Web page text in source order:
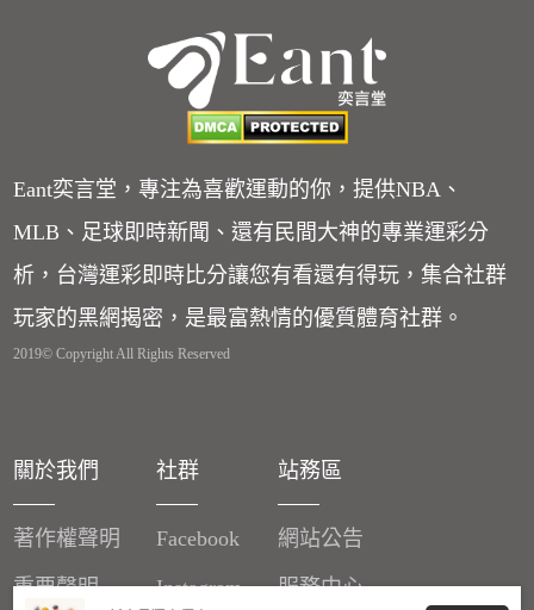
Eant奕言堂，專注為喜歡運動的你，提供NBA、
MLB、足球即時新聞、還有民間大神的專業運彩分
析，台灣運彩即時比分讓您有看還有得玩，集合社群
玩家的黑網揭密，是最富熱情的優質體育社群。
2019© Copyright All Rights Reserved
關於我們
著作權聲明
重要聲明
社群
Facebook
Instagram
站務區
網站公告
服務中心